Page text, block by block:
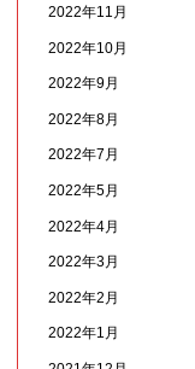
2022年11月
2022年10月
2022年9月
2022年8月
2022年7月
2022年5月
2022年4月
2022年3月
2022年2月
2022年1月